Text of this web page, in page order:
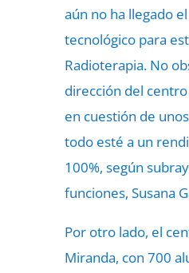
aún no ha llegado
tecnológico para
Radioterapia. No
dirección del
en cuestión de
todo esté a un
100%, según
funciones, Susana
Por otro lado, el
Miranda, con 700